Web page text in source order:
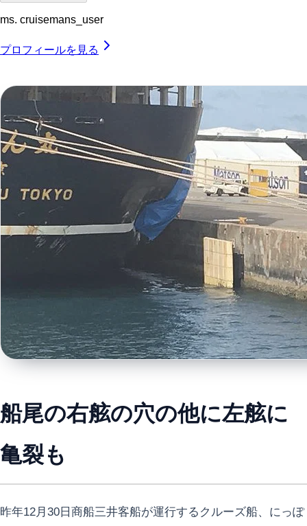
ms. cruisemans_user
プロフィールを見る
船尾の右舷の穴の他に左舷に
亀裂も
昨年12月30日商船三井客船が運行するクルーズ船、にっぽ